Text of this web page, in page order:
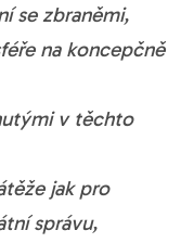
se zbraněmi,
na koncepčně
v těchto
jak pro
správu,